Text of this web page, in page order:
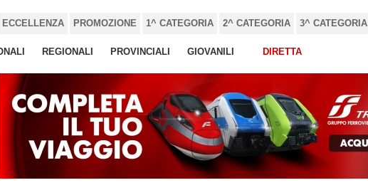
ECCELLENZA PROMOZIONE 1^ CATEGORIA 2^ CATEGORIA 3^ CATEGORIA
REGIONALI PROVINCIALI GIOVANILI DIRETTA